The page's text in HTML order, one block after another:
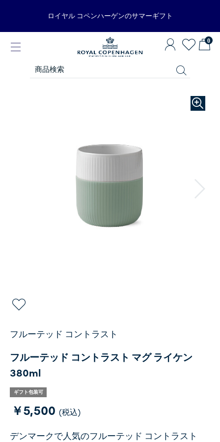
ロイヤル コペンハーゲンのサマーギフト
0
フルーテッド コントラスト
フルーテッド コントラスト マグ ライケン
380ml
ギフト包装可
￥5,500 (税込)
デンマークで人気のフルーテッド コントラスト